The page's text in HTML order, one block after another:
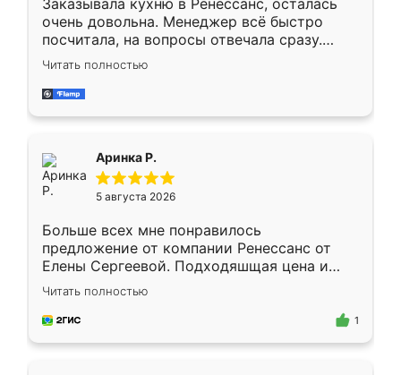
Заказывала кухню в Ренессанс, осталась
очень довольна. Менеджер всё быстро
посчитала, на вопросы отвечала сразу.
Замерщик приехал в субботу, подошёл к
делу со всей ответственностью. Собрали
за день, ребята работали аккуратно, даже
Читать полностью
Аринка Р.
5 августа 2026
Больше всех мне понравилось
предложение от компании Ренессанс от
Елены Сергеевой. Подходяшщая цена и
короткие сроки изготовления. Приехавший
для замера сотрудник Владислав
предложил по моему эскизу самый
Читать полностью
1